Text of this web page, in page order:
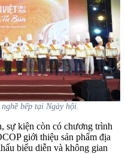
bếp tại Ngày hội.
sự kiện còn có chương trình
giới thiệu sản phẩm địa
biểu diễn và không gian